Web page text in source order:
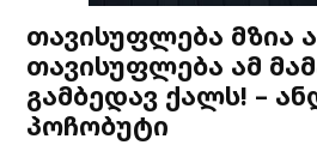
თავისუფლება მზია
თავისუფლება ამ
გამბედავ ქალს! –
პოჩობუტი